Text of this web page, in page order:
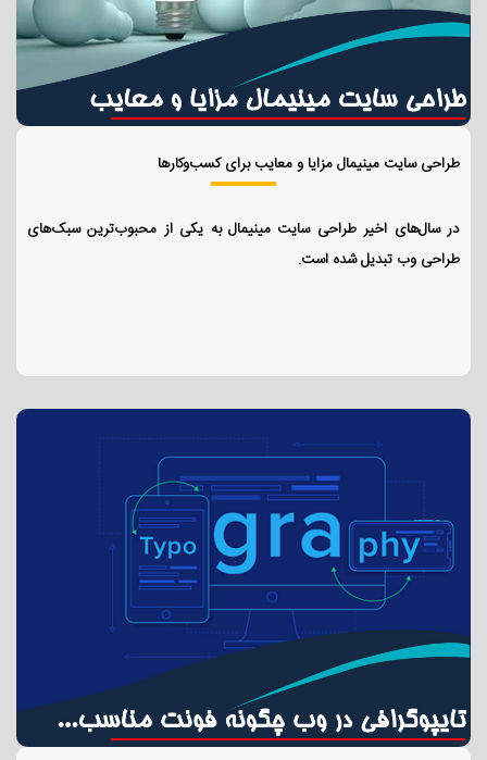
طراحی سایت مینیمال مزایا و معایب برای کسب‌وکارها
در سال‌های اخیر طراحی سایت مینیمال به یکی از محبوب‌ترین سبک‌های
طراحی وب تبدیل شده است.